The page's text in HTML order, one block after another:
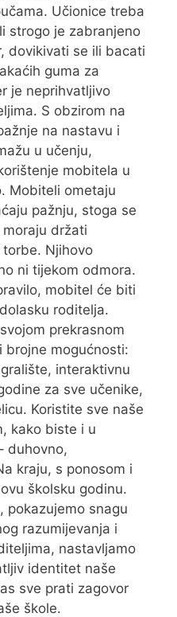
Učionice treba
strogo je zabranjeno
dovikivati se ili bacati
guma za
je neprihvatljivo
S obzirom na
na nastavu i
u učenju,
mobitela u
Mobiteli ometaju
pažnju, stoga se
držati
Njihovo
ni tijekom odmora.
mobitel će biti
roditelja.
prekrasnom
brojne mogućnosti:
interaktivnu
za sve učenike,
Koristite sve naše
kako biste i u
duhovno,
kraju, s ponosom i
školsku godinu.
pokazujemo snagu
razumijevanja i
nastavljamo
identitet naše
sve prati zagovor
škole.